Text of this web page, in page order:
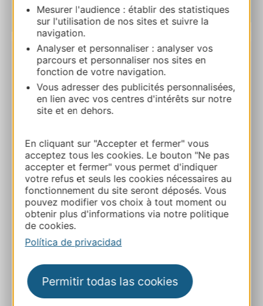
Mesurer l'audience : établir des statistiques
sur l'utilisation de nos sites et suivre la
navigation.
Analyser et personnaliser : analyser vos
parcours et personnaliser nos sites en
fonction de votre navigation.
Vous adresser des publicités personnalisées,
en lien avec vos centres d'intérêts sur notre
site et en dehors.
En cliquant sur "Accepter et fermer" vous
acceptez tous les cookies. Le bouton "Ne pas
accepter et fermer" vous permet d'indiquer
votre refus et seuls les cookies nécessaires au
fonctionnement du site seront déposés. Vous
pouvez modifier vos choix à tout moment ou
obtenir plus d'informations via notre politique
de cookies.
Política de privacidad
Permitir todas las cookies
Leaflet| Map data ©OpenStreetMap contributors
RESERVA
L’Oustau Camarguen
Ruta y acceso
04 66 51 51 65
E-mail
E-mail